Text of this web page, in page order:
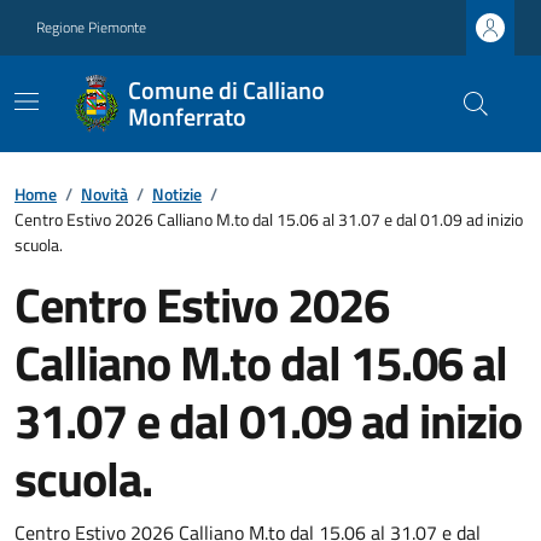
Regione Piemonte
Comune di Calliano
Monferrato
Home / Novità / Notizie /
Centro Estivo 2026 Calliano M.to dal 15.06 al 31.07 e dal 01.09 ad inizio
scuola.
Centro Estivo 2026
Calliano M.to dal 15.06 al
31.07 e dal 01.09 ad inizio
scuola.
Centro Estivo 2026 Calliano M.to dal 15.06 al 31.07 e dal